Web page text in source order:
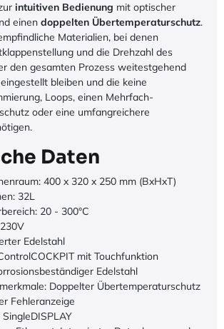
intuitiven Bedienung mit optischer
einen doppelten Übertemperaturschutz.
Materialien, bei denen
und die Drehzahl des
den gesamten Prozess weitestgehend
bleiben und die keine
Loops, einen Mehrfach-
oder eine umfangreichere
Daten
400 x 320 x 250 mm (BxHxT)
32L
20 - 300°C
Edelstahl
mit Touchfunktion
Edelstahl
Doppelter Übertemperaturschutz
Fehleranzeige